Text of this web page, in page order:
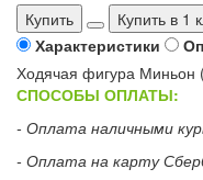
Купить
Купить в 1
Характеристики
Ходячая фигура Миньон
СПОСОБЫ ОПЛАТЫ:
- Оплата наличными
- Оплата на карту